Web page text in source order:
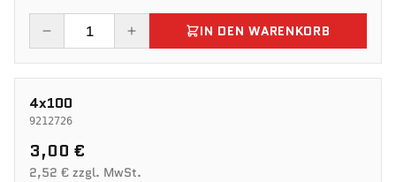
IN DEN WARENKORB
4x100
9212726
3,00 €
2,52 € zzgl. MwSt.